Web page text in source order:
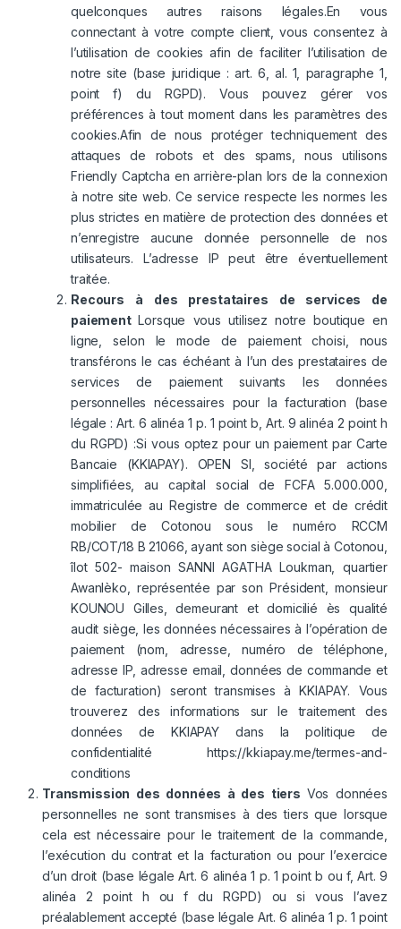
quelconques autres raisons légales.En vous
connectant à votre compte client, vous consentez à
l’utilisation de cookies afin de faciliter l’utilisation de
notre site (base juridique : art. 6, al. 1, paragraphe 1,
point f) du RGPD). Vous pouvez gérer vos
préférences à tout moment dans les paramètres des
cookies.Afin de nous protéger techniquement des
attaques de robots et des spams, nous utilisons
Friendly Captcha en arrière-plan lors de la connexion
à notre site web. Ce service respecte les normes les
plus strictes en matière de protection des données et
n’enregistre aucune donnée personnelle de nos
utilisateurs. L’adresse IP peut être éventuellement
traitée.
Recours à des prestataires de services de
paiementLorsque vous utilisez notre boutique en
ligne, selon le mode de paiement choisi, nous
transférons le cas échéant à l’un des prestataires de
services de paiement suivants les données
personnelles nécessaires pour la facturation (base
légale : Art. 6 alinéa 1 p. 1 point b, Art. 9 alinéa 2 point h
du RGPD) :Si vous optez pour un paiement par Carte
Bancaie (KKIAPAY). OPEN SI, société par actions
simplifiées, au capital social de FCFA 5.000.000,
immatriculée au Registre de commerce et de crédit
mobilier de Cotonou sous le numéro RCCM
RB/COT/18 B 21066, ayant son siège social à Cotonou,
îlot 502- maison SANNI AGATHA Loukman, quartier
Awanlèko, représentée par son Président, monsieur
KOUNOU Gilles, demeurant et domicilié ès qualité
audit siège, les données nécessaires à l’opération de
paiement (nom, adresse, numéro de téléphone,
adresse IP, adresse email, données de commande et
de facturation) seront transmises à KKIAPAY. Vous
trouverez des informations sur le traitement des
données de KKIAPAY dans la politique de
confidentialitéhttps://kkiapay.me/termes-and-
conditions
Transmission des données à des tiers Vos données
personnelles ne sont transmises à des tiers que lorsque
cela est nécessaire pour le traitement de la commande,
l’exécution du contrat et la facturation ou pour l’exercice
d’un droit (base légale Art. 6 alinéa 1 p. 1 point b ou f, Art. 9
alinéa 2 point h ou f du RGPD) ou si vous l’avez
préalablement accepté (base légale Art. 6 alinéa 1 p. 1 point